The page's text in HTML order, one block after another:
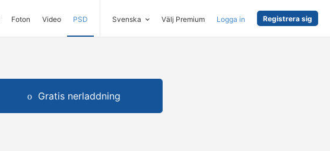
Foton Video PSD Svenska Välj Premium Logga in Registrera sig
Gratis nerladdning